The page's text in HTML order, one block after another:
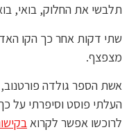
תלבשי את החלוק, בואי,
שתי דקות אחר כך הקו
מצפצף.
אשת הספר גולדה
העלתי פוסט וסיפרתי על
לרוכשו אפשר לקרוא